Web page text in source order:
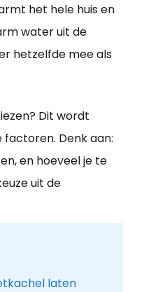
het hele huis en
water uit de
hetzelfde mee als
Dit wordt
Denk aan:
en hoeveel je te
uit de
laten